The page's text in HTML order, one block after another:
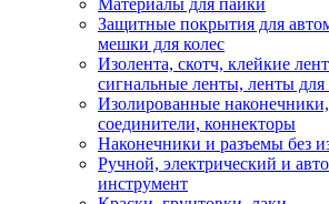
Материалы для пайки
Защитные покрытия для
мешки для колес
Изолента, скотч, клейкие
сигнальные ленты, ленты
Изолированные
соединители, коннекторы
Наконечники и разъемы без
Ручной, электрический и
инструмент